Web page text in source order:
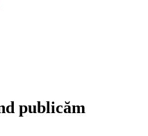
publicăm